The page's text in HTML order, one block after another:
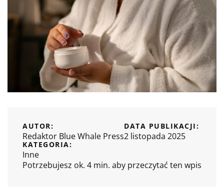
AUTOR:
Redaktor Blue Whale Press
DATA PUBLIKACJI:
2 listopada 2025
KATEGORIA:
Inne
Potrzebujesz ok. 4 min. aby przeczytać ten wpis